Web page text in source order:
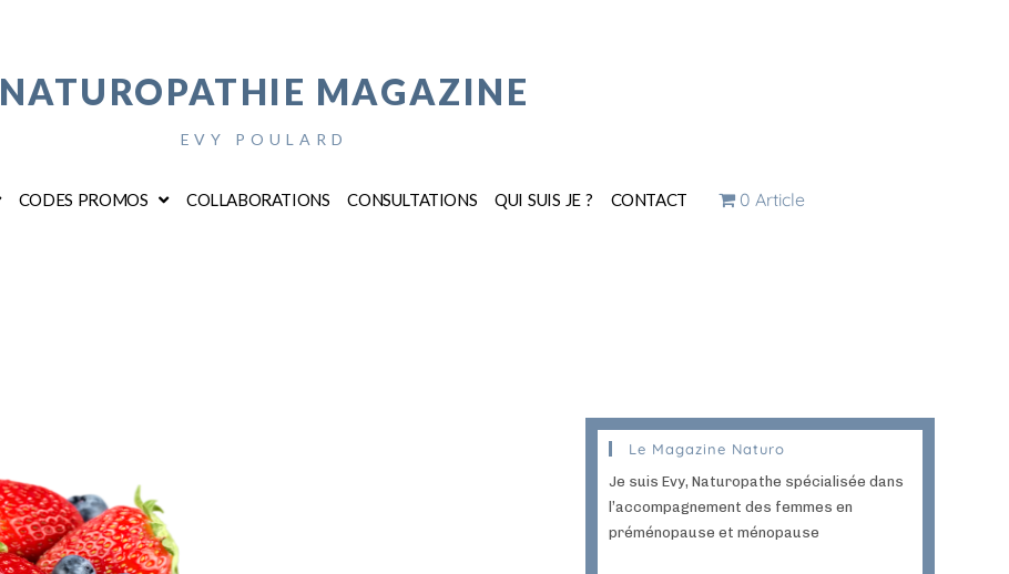
NATUROPATHIE MAGAZINE
EVY POULARD
CODES PROMOS COLLABORATIONS CONSULTATIONS QUI SUIS JE ? CONTACT 0 Article
Le Magazine Naturo
Je suis Evy, Naturopathe spécialisée dans
l’accompagnement des femmes en
préménopause et ménopause